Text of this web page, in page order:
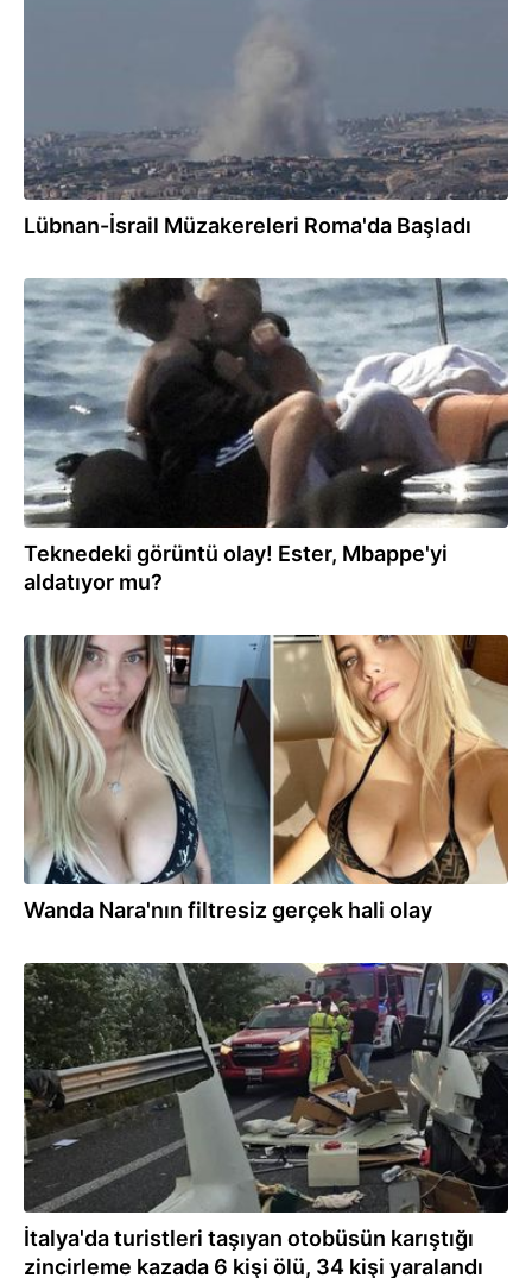
Lübnan-İsrail Müzakereleri Roma'da Başladı
04.08.2026
Teknedeki görüntü olay! Ester, Mbappe'yi
aldatıyor mu?
03.08.2026
Wanda Nara'nın filtresiz gerçek hali olay
03.08.2026
İtalya'da turistleri taşıyan otobüsün karıştığı
zincirleme kazada 6 kişi ölü, 34 kişi yaralandı